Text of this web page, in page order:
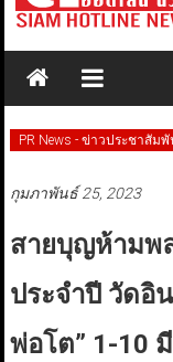
PR News - ข่าวประชาสัม
กุมภาพันธ์ 25, 2023
สายบุญห้ามพ
ประจำปี วัดอิ
พ่อโต” 1-10